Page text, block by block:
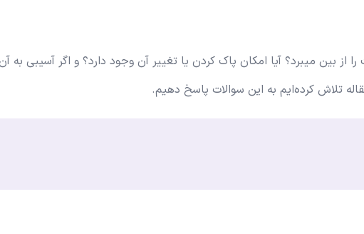
بین میبرد؟ آیا امکان پاک کردن یا تغییر آن وجود دارد؟ و اگر آسیبی به
تلاش کرده‌ایم به این سوالات پاسخ دهیم.